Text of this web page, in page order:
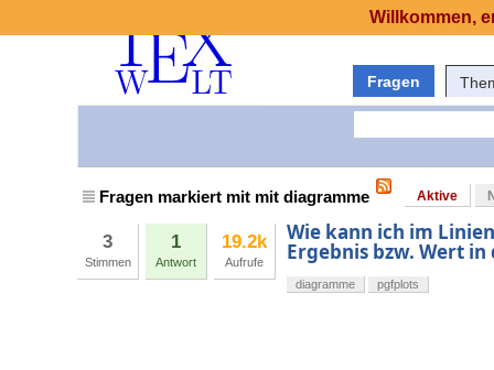
Fragen
Fragen markiert mit mit diagramme Aktive
3
Stimmen
1
Antwort
19.2k
Aufrufe
Wie kann ich im
Ergebnis bzw. Wert
diagramme pgfplots
Willkommen,